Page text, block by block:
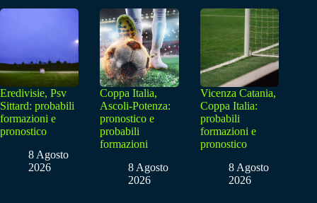
Eredivisie, Psv
Sittard: probabili
formazioni e
pronostico
8 Agosto
2026
Coppa Italia,
Ascoli-Potenza:
pronostico e
probabili
formazioni
8 Agosto
2026
Vicenza Catania,
Coppa Italia:
probabili
formazioni e
pronostico
8 Agosto
2026